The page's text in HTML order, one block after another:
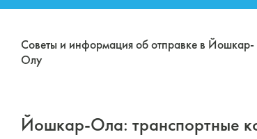
Советы и информация об отправке в Йошкар-
Олу
Йошкар-Ола: транспортные